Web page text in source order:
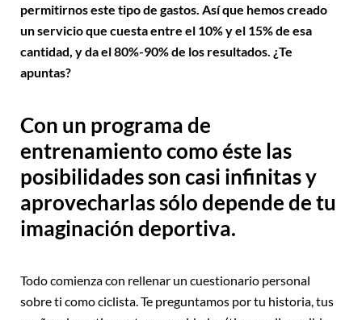
permitirnos este tipo de gastos. Así que hemos creado
un servicio que cuesta entre el 10% y el 15% de esa
cantidad, y da el 80%-90% de los resultados. ¿Te
apuntas?
Con un programa de
entrenamiento como éste las
posibilidades son casi infinitas y
aprovecharlas sólo depende de tu
imaginación deportiva.
Todo comienza con rellenar un cuestionario personal
sobre ti como ciclista. Te preguntamos por tu historia, tus